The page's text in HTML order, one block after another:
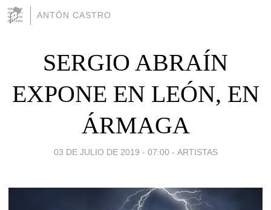
ANTÓN CASTRO
SERGIO ABRAÍN
EXPONE EN LEÓN, EN
ÁRMAGA
03 DE JULIO DE 2019 - 07:00 - ARTISTAS